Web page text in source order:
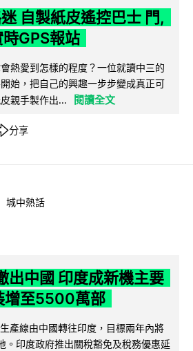
自製紙皮遙控巴士 門,
GPS報站
熱愛到怎樣的程度？一位就讀中三的
始，把自己的興趣一步步變成真正可
親手製作出...
閱讀全文
分享
城中熱話
出中國 印度成新機主要
增至5500萬部
產線由中國轉往印度，目標兩年內將
。印度政府推出關稅豁免及稅務優惠延